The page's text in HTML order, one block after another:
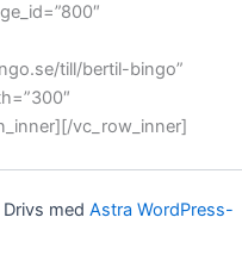
till/bertil-bingo”
vc_row_inner]
med Astra WordPress-